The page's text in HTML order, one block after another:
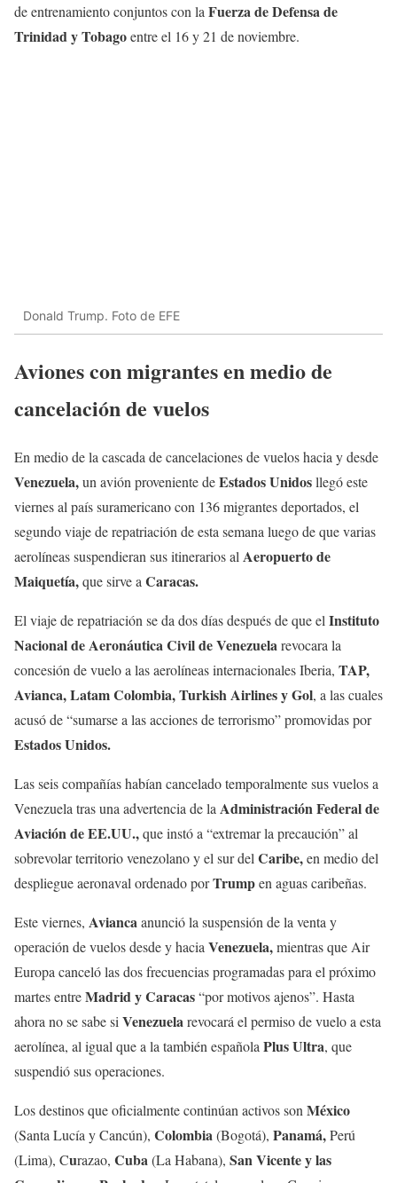
de entrenamiento conjuntos con la Fuerza de Defensa de
Trinidad y Tobagoentre el 16 y 21 de noviembre.
Donald Trump. Foto de EFE
Aviones con migrantes en medio de
cancelación de vuelos
En medio de la cascada de cancelaciones de vuelos hacia y desde
Venezuela,un avión proveniente deEstados Unidosllegó este
viernes al país suramericano con 136 migrantes deportados, el
segundo viaje de repatriación de esta semana luego de que varias
aerolíneas suspendieran sus itinerarios al Aeropuerto de
Maiquetía,que sirve a Caracas.
El viaje de repatriación se da dos días después de que el Instituto
Nacional de Aeronáutica Civil de Venezuelarevocara la
concesión de vuelo a las aerolíneas internacionales Iberia, TAP,
Avianca, Latam Colombia, Turkish Airlines y Gol, a las cuales
acusó de “sumarse a las acciones de terrorismo” promovidas por
Estados Unidos.
Las seis compañías habían cancelado temporalmente sus vuelos a
Venezuela tras una advertencia de la Administración Federal de
Aviación de EE.UU.,que instó a “extremar la precaución” al
sobrevolar territorio venezolano y el sur del Caribe,en medio del
despliegue aeronaval ordenado porTrumpen aguas caribeñas.
Este viernes, Aviancaanunció la suspensión de la venta y
operación de vuelos desde y hacia Venezuela,mientras que Air
Europa canceló las dos frecuencias programadas para el próximo
martes entreMadrid y Caracas“por motivos ajenos”. Hasta
ahora no se sabe si Venezuelarevocará el permiso de vuelo a esta
aerolínea, al igual que a la también española Plus Ultra, que
suspendió sus operaciones.
Los destinos que oficialmente continúan activos son México
(Santa Lucía y Cancún), Colombia(Bogotá), Panamá,Perú
(Lima), Curazao, Cuba(La Habana), San Vicente y las